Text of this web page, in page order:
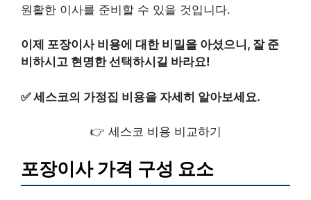
원활한 이사를 준비할 수 있을 것입니다.
이제 포장이사 비용에 대한 비밀을 아셨으니, 잘 준
비하시고 현명한 선택하시길 바라요!
✅세스코의 가정집 비용을 자세히 알아보세요.
👉 세스코 비용 비교하기
포장이사 가격 구성 요소